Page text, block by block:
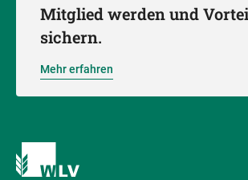
Mitglied werden und
sichern.
Mehr erfahren